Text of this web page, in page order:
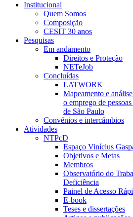
Institucional
Quem Somos
Composição
CESIT 30 anos
Pesquisas
Em andamento
Direitos e Proteção
NETeJob
Concluídas
LATWORK
Mapeamento e
o emprego de
de São Paulo
Convênios e intercâmbios
Atividades
NTPcD
Espaço Vinícius
Objetivos e Metas
Membros
Observatório do
Deficiência
Painel de Acesso
E-book
Teses e dissertações